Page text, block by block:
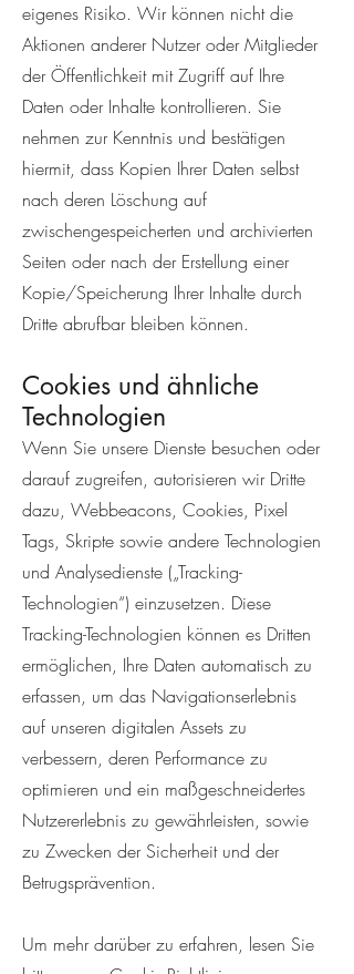
eigenes Risiko. Wir können nicht die
Aktionen anderer Nutzer oder Mitglieder
der Öffentlichkeit mit Zugriff auf Ihre
Daten oder Inhalte kontrollieren. Sie
nehmen zur Kenntnis und bestätigen
hiermit, dass Kopien Ihrer Daten selbst
nach deren Löschung auf
zwischengespeicherten und archivierten
Seiten oder nach der Erstellung einer
Kopie/Speicherung Ihrer Inhalte durch
Dritte abrufbar bleiben können.
Cookies und ähnliche
Technologien
Wenn Sie unsere Dienste besuchen oder
darauf zugreifen, autorisieren wir Dritte
dazu, Webbeacons, Cookies, Pixel
Tags, Skripte sowie andere Technologien
und Analysedienste („Tracking-
Technologien“) einzusetzen. Diese
Tracking-Technologien können es Dritten
ermöglichen, Ihre Daten automatisch zu
erfassen, um das Navigationserlebnis
auf unseren digitalen Assets zu
verbessern, deren Performance zu
optimieren und ein maßgeschneidertes
Nutzererlebnis zu gewährleisten, sowie
zu Zwecken der Sicherheit und der
Betrugsprävention.
Um mehr darüber zu erfahren, lesen Sie